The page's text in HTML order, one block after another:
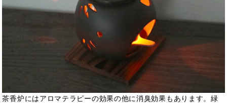
茶香炉にはアロマテラピーの効果の他に消臭効果もあります。緑